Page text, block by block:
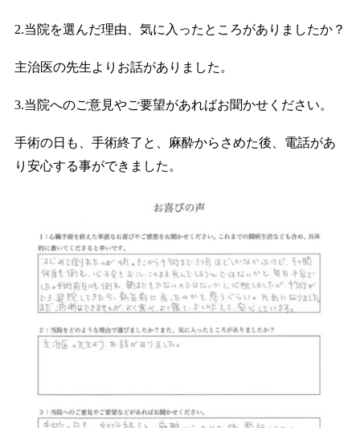
2.当院を選んだ理由、気に入ったところがありましたか？
主治医の先生よりお話がありました。
3.当院へのご意見やご要望があればお聞かせください。
手術の日も、手術終了と、麻酔からさめた後、電話があ
り安心する事ができました。